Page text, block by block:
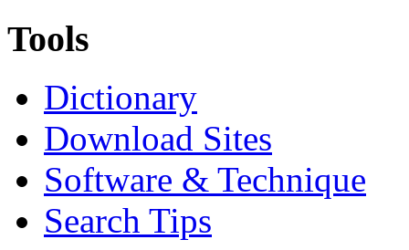
Tools
Dictionary
Download Sites
Software & Technique
Search Tips